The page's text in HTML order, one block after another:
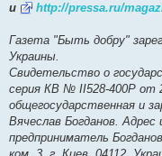
и
http://pressa.ru/
Газета "Быть добру"
Украины.
Свидетельство о
серия КВ № ІІ528-400Р от
общегосударственная и
Вячеслав Богданов. Адрес
предприниматель